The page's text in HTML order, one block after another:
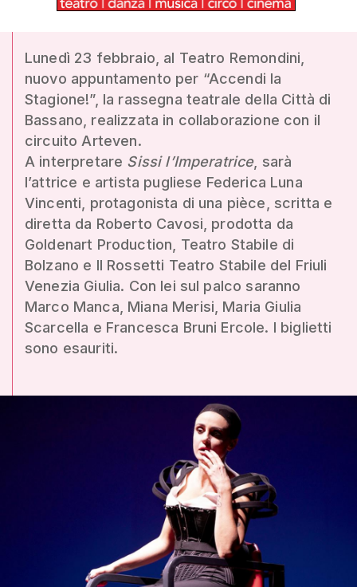
Lunedì 23 febbraio, al Teatro Remondini,
nuovo appuntamento per “Accendi la
Stagione!”, la rassegna teatrale della Città di
Bassano, realizzata in collaborazione con il
circuito Arteven.
A interpretare Sissi l’Imperatrice, sarà
l’attrice e artista pugliese Federica Luna
Vincenti, protagonista di una pièce, scritta e
diretta da Roberto Cavosi, prodotta da
Goldenart Production, Teatro Stabile di
Bolzano e Il Rossetti Teatro Stabile del Friuli
Venezia Giulia. Con lei sul palco saranno
Marco Manca, Miana Merisi, Maria Giulia
Scarcella e Francesca Bruni Ercole. I biglietti
sono esauriti.